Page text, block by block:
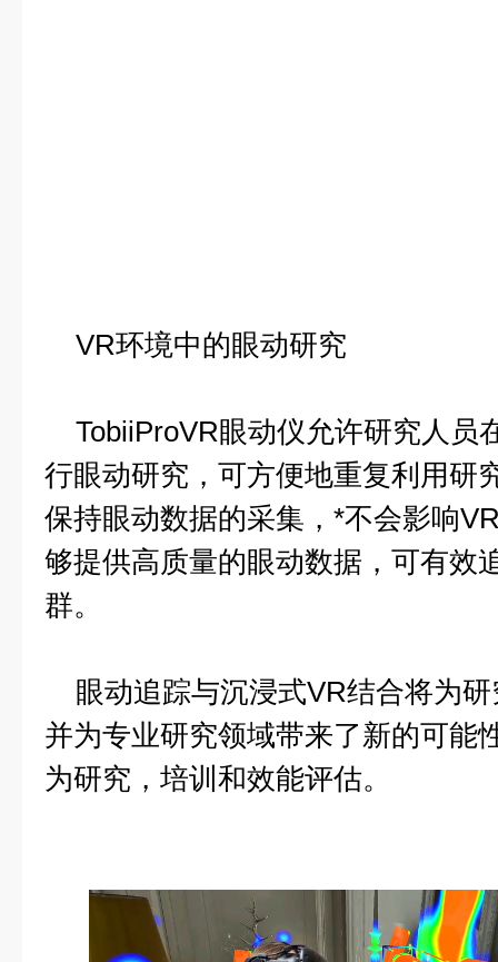
VR环境中的眼动研究
TobiiProVR眼动仪允许研究人员
行眼动研究，可方便地重复利用研
保持眼动数据的采集，*不会影响
够提供高质量的眼动数据，可有效
群。
眼动追踪与沉浸式VR结合将为
并为专业研究领域带来了新的可能
为研究，培训和效能评估。